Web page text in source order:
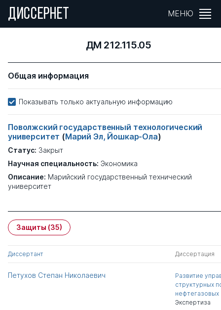
ДИССЕРНЕТ МЕНЮ
ДМ 212.115.05
Общая информация
Показывать только актуальную информацию
Поволжский государственный технологический
университет (Марий Эл, Йошкар-Ола)
Статус: Закрыт
Научная специальность: Экономика
Описание: Марийский государственный технический
университет
Защиты (35)
Диссертант Диссертация
Петухов Степан Николаевич
Развитие
структурных
нефтегазовых
Экспертиза